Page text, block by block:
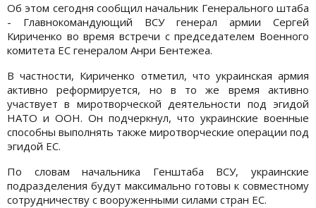
Об этом сегодня сообщил начальник Генерального штаба
- Главнокомандующий ВСУ генерал армии Сергей
Кириченко во время встречи с председателем Военного
комитета ЕС генералом Анри Бентежеа.
В частности, Кириченко отметил, что украинская армия
активно реформируется, но в то же время активно
участвует в миротворческой деятельности под эгидой
НАТО и ООН. Он подчеркнул, что украинские военные
способны выполнять также миротворческие операции под
эгидой ЕС.
По словам начальника Генштаба ВСУ, украинские
подразделения будут максимально готовы к совместному
сотрудничеству с вооруженными силами стран ЕС.